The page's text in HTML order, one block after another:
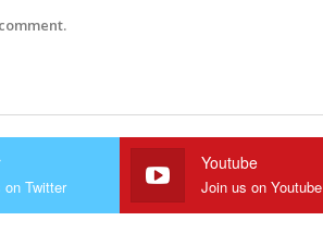
Twitter
Youtube
Join us on Youtube